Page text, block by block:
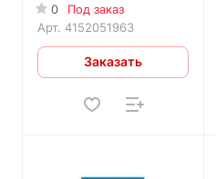
0
Под заказ
Арт. 4152051963
Заказать